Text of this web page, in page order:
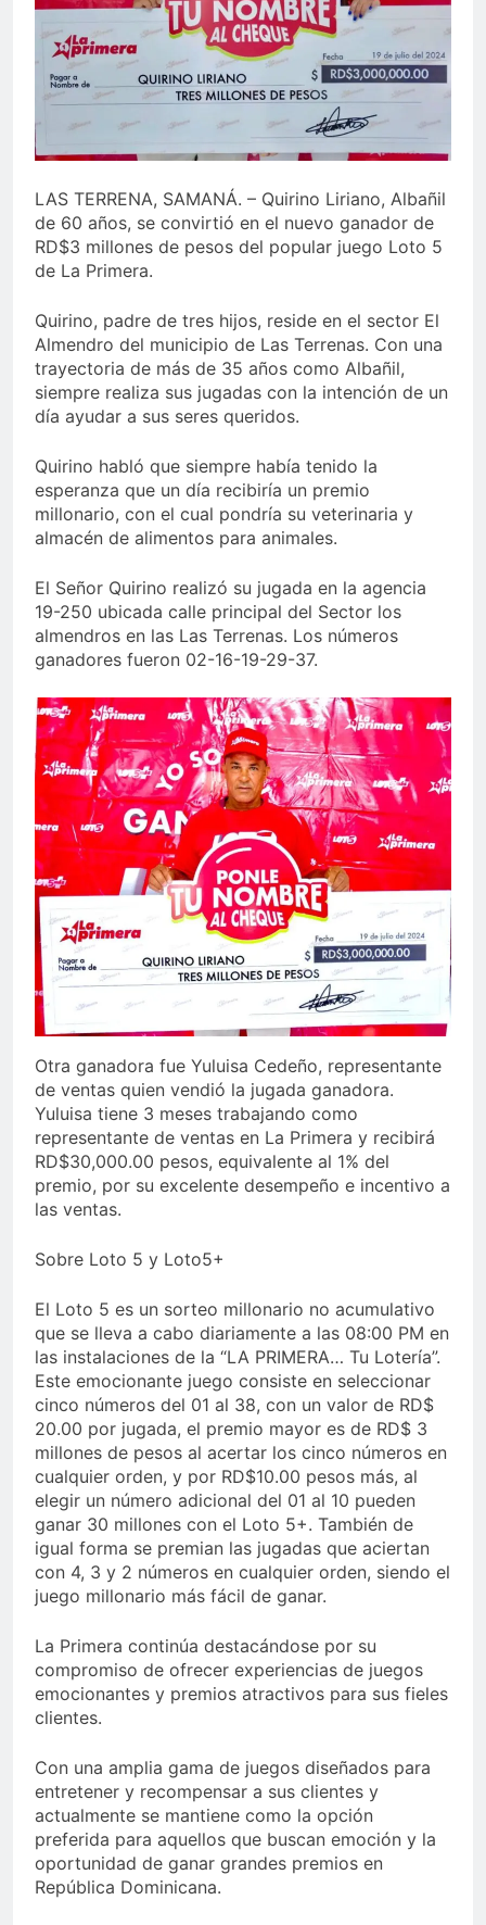
Sector de bancas deportivas
plantea posición sobre
proyecto de Ley General de
Juegos de Azar
4 Días Ago
LAS TERRENA, SAMANÁ. – Quirino Liriano, Albañil
de 60 años, se convirtió en el nuevo ganador de
RD$3 millones de pesos del popular juego Loto 5
de La Primera.
Quirino, padre de tres hijos, reside en el sector El
Almendro del municipio de Las Terrenas. Con una
trayectoria de más de 35 años como Albañil,
siempre realiza sus jugadas con la intención de un
día ayudar a sus seres queridos.
Quirino habló que siempre había tenido la
esperanza que un día recibiría un premio
millonario, con el cual pondría su veterinaria y
almacén de alimentos para animales.
El Señor Quirino realizó su jugada en la agencia
19-250 ubicada calle principal del Sector los
almendros en las Las Terrenas. Los números
ganadores fueron 02-16-19-29-37.
Otra ganadora fue Yuluisa Cedeño, representante
de ventas quien vendió la jugada ganadora.
Yuluisa tiene 3 meses trabajando como
representante de ventas en La Primera y recibirá
RD$30,000.00 pesos, equivalente al 1% del
premio, por su excelente desempeño e incentivo a
las ventas.
Sobre Loto 5 y Loto5+
El Loto 5 es un sorteo millonario no acumulativo
que se lleva a cabo diariamente a las 08:00 PM en
las instalaciones de la “LA PRIMERA… Tu Lotería”.
Este emocionante juego consiste en seleccionar
cinco números del 01 al 38, con un valor de RD$
20.00 por jugada, el premio mayor es de RD$ 3
millones de pesos al acertar los cinco números en
cualquier orden, y por RD$10.00 pesos más, al
elegir un número adicional del 01 al 10 pueden
ganar 30 millones con el Loto 5+. También de
igual forma se premian las jugadas que aciertan
con 4, 3 y 2 números en cualquier orden, siendo el
juego millonario más fácil de ganar.
La Primera continúa destacándose por su
compromiso de ofrecer experiencias de juegos
emocionantes y premios atractivos para sus fieles
clientes.
Con una amplia gama de juegos diseñados para
entretener y recompensar a sus clientes y
actualmente se mantiene como la opción
preferida para aquellos que buscan emoción y la
oportunidad de ganar grandes premios en
República Dominicana.